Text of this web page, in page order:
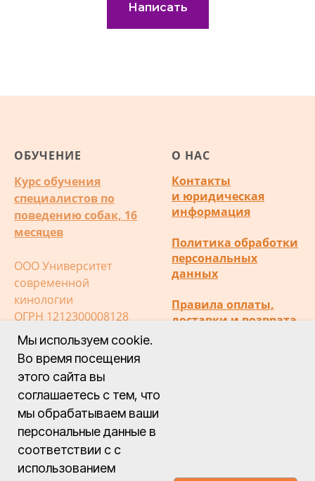
Написать
Мы используем cookie.
Во время посещения
этого сайта вы
соглашаетесь с тем, что
мы обрабатываем ваши
персональные данные в
соответствии с с
использованием
ОБУЧЕНИЕ
Курс обучения
специалистов по
поведению собак, 16
месяцев
ООО Университет
современной
кинологии
ОГРН 1212300008128
ИНН 2372028472
О НАС
Контакты
и юридическая
информация
Политика обработки
персональных
данных
Правила оплаты,
доставки и возврата